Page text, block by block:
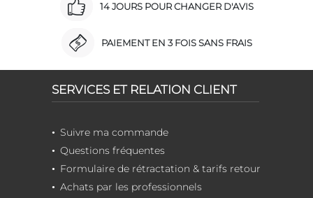
14 JOURS POUR CHANGER D'AVIS
PAIEMENT EN 3 FOIS SANS FRAIS
SERVICES ET RELATION CLIENT
Suivre ma commande
Questions fréquentes
Formulaire de rétractation & tarifs retour
Achats par les professionnels